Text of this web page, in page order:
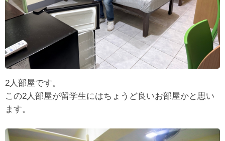
2人部屋です。
この2人部屋が留学生にはちょうど良いお部屋かと思い
ます。